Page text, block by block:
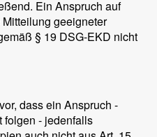
Ein Anspruch auf
geeigneter
§ 19 DSG-EKD nicht
dass ein Anspruch -
folgen - jedenfalls